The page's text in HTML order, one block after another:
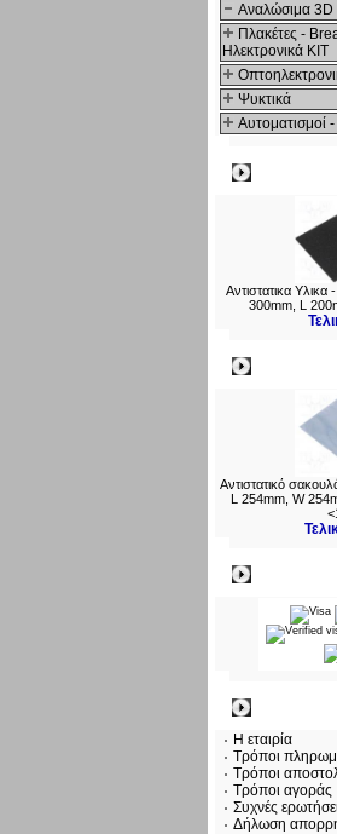
Αναλώσιμα 3D
Πλακέτες -
Ηλεκτρονικά ΚΙΤ
Ψυκτικά
Αυτοματισμοί
Αντιστατικα
300mm, L
Αντιστατικό
L 254mm, W
Η εταιρία
Τρόποι
Τρόποι
Τρόποι αγοράς
Συχνές
Δήλωση